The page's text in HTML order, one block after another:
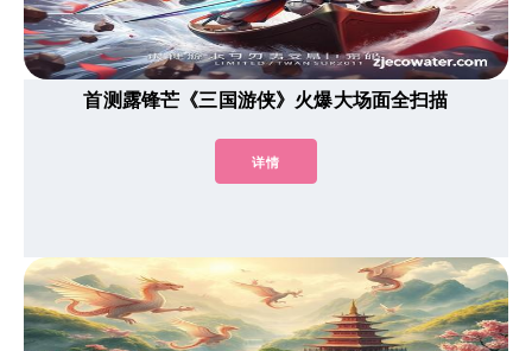
首测露锋芒《三国游侠》火爆大场面全扫描
详情